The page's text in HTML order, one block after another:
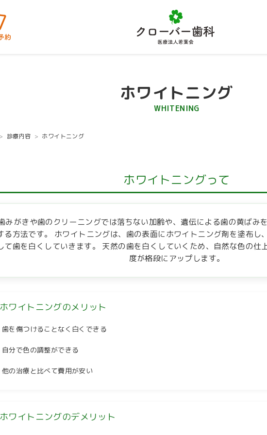
ホワイトニング
WHITENING
野のクローバー歯科｜自然で白い歯を目指すホワイトニング治療、オフ
診療内容 ホワイトニング
ホワイトニングって
みがきや歯のクリーニングでは落ちない加齢や、遺伝による歯の黄ばみ
る方法です。 ホワイトニングは、歯の表面にホワイトニング剤を塗布し
て歯を白くしていきます。 天然の歯を白くしていくため、自然な色の仕
度が格段にアップします。
ホワイトニングのメリット
歯を傷つけることなく白くできる
自分で色の調整ができる
他の治療と比べて費用が安い
ホワイトニングのデメリット